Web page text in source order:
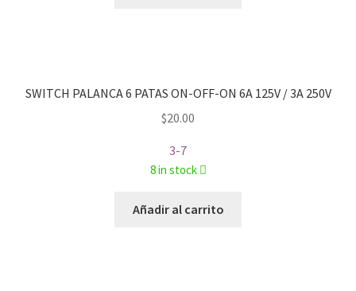
SWITCH PALANCA 6 PATAS ON-OFF-ON 6A 125V / 3A 250V
$20.00
3-7
8 in stock
Añadir al carrito